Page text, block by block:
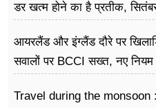
डर खत्म होने का है प्रतीक,
आयरलैंड और इंग्लैंड दौरे पर
सवालों पर BCCI सख्त, नए नियम
Travel during the monsoon